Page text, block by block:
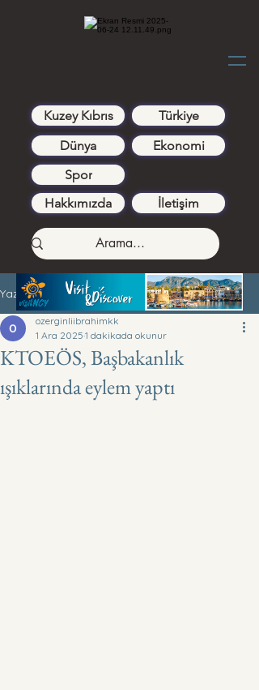
Kuzey Kıbrıs
Türkiye
Dünya
Ekonomi
Spor
Hakkımızda
İletişim
Yazı
KTOEÖS, Başbakanlık
ışıklarında eylem yaptı
ozerginliibrahimkk
1 Ara 2025 1 dakikada okunur